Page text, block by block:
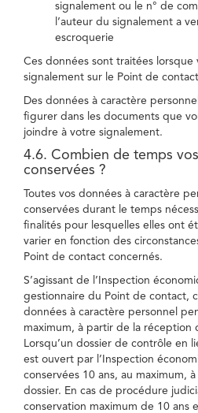
signalement ou le n° de
l’auteur du signalement a
escroquerie
Ces données sont traitées lorsque
signalement sur le Point de
Des données à caractère
figurer dans les documents que
joindre à votre signalement.
4.6. Combien de temps
conservées ?
Toutes vos données à caractère
conservées durant le temps
finalités pour lesquelles elles ont
varier en fonction des
Point de contact concernés.
S’agissant de l’Inspection
gestionnaire du Point de contact,
données à caractère personnel
maximum, à partir de la réception
Lorsqu’un dossier de contrôle en
est ouvert par l’Inspection
conservées 10 ans, au maximum,
dossier. En cas de procédure
conservation maximum de 10 ans